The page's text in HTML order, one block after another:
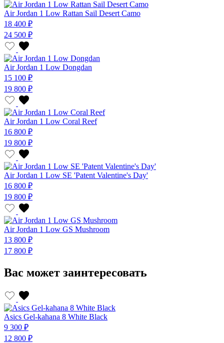
Air Jordan 1 Low Rattan Sail Desert Camo
18 400 ₽
24 500 ₽
Air Jordan 1 Low Dongdan
15 100 ₽
19 800 ₽
Air Jordan 1 Low Coral Reef
16 800 ₽
19 800 ₽
Air Jordan 1 Low SE 'Patent Valentine's Day'
16 800 ₽
19 800 ₽
Air Jordan 1 Low GS Mushroom
13 800 ₽
17 800 ₽
Вас может заинтересовать
Asics Gel-kahana 8 White Black
9 300 ₽
12 800 ₽